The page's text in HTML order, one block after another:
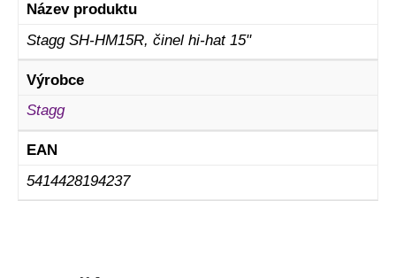
Název produktu
Stagg SH-HM15R, činel hi-hat 15"
Výrobce
Stagg
EAN
5414428194237